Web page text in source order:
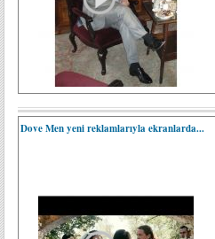
Dove Men yeni reklamlarıyla ekranlarda...